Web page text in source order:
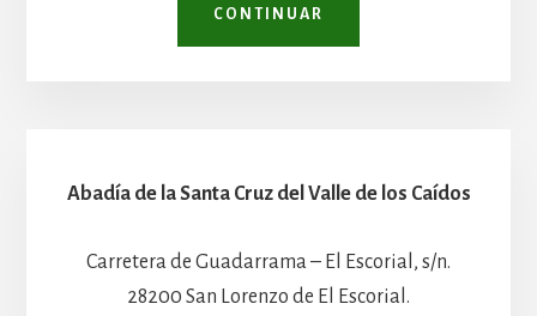
CONTINUAR
Abadía de la Santa Cruz del Valle de los Caídos
Carretera de Guadarrama – El Escorial, s/n.
28200 San Lorenzo de El Escorial.